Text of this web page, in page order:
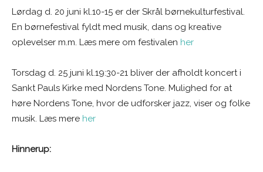
Lørdag d. 20 juni kl.10-15 er der Skrål børnekulturfestival.
En børnefestival fyldt med musik, dans og kreative
oplevelser m.m. Læs mere om festivalen her
Torsdag d. 25 juni kl.19:30-21 bliver der afholdt koncert i
Sankt Pauls Kirke med Nordens Tone. Mulighed for at
høre Nordens Tone, hvor de udforsker jazz, viser og folke
musik. Læs mere her
Hinnerup: